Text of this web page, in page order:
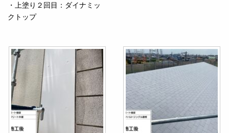
・上塗り２回目：ダイナミッ
クトップ